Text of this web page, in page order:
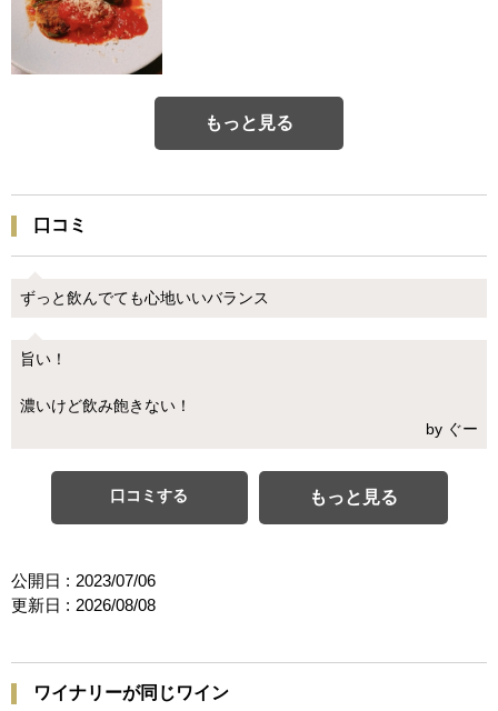
もっと見る
口コミ
ずっと飲んでても心地いいバランス
旨い！
濃いけど飲み飽きない！
by ぐー
口コミする もっと見る
公開日 : 2023/07/06
更新日 : 2026/08/08
ワイナリーが同じワイン